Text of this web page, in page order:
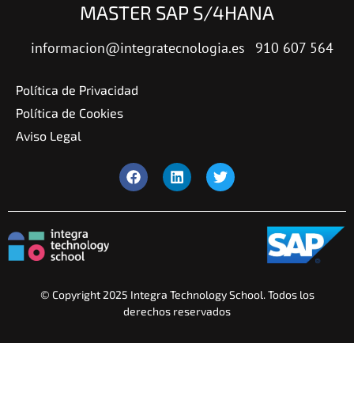
MASTER SAP S/4HANA
informacion@integratecnologia.es 910 607 564
Política de Privacidad
Política de Cookies
Aviso Legal
© Copyright 2025 Integra Technology School. Todos los
derechos reservados